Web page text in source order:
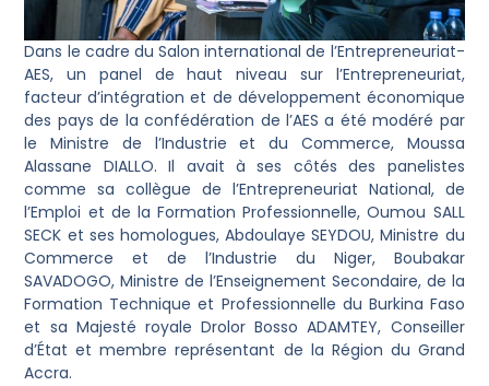
Dans le cadre du Salon international de l’Entrepreneuriat-
AES, un panel de haut niveau sur l’Entrepreneuriat,
facteur d’intégration et de développement économique
des pays de la confédération de l’AES a été modéré par
le Ministre de l’Industrie et du Commerce, Moussa
Alassane DIALLO. Il avait à ses côtés des panelistes
comme sa collègue de l’Entrepreneuriat National, de
l’Emploi et de la Formation Professionnelle, Oumou SALL
SECK et ses homologues, Abdoulaye SEYDOU, Ministre du
Commerce et de l’Industrie du Niger, Boubakar
SAVADOGO, Ministre de l’Enseignement Secondaire, de la
Formation Technique et Professionnelle du Burkina Faso
et sa Majesté royale Drolor Bosso ADAMTEY, Conseiller
d’État et membre représentant de la Région du Grand
Accra.